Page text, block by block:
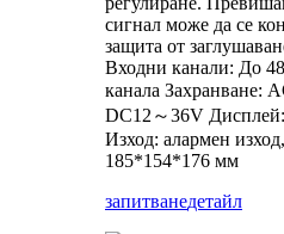
сигнал може да се
защита от
Входни канали: До
канала Захранване:
DC12～36V
Изход: алармен
185*154*176 мм
запитванедетайл